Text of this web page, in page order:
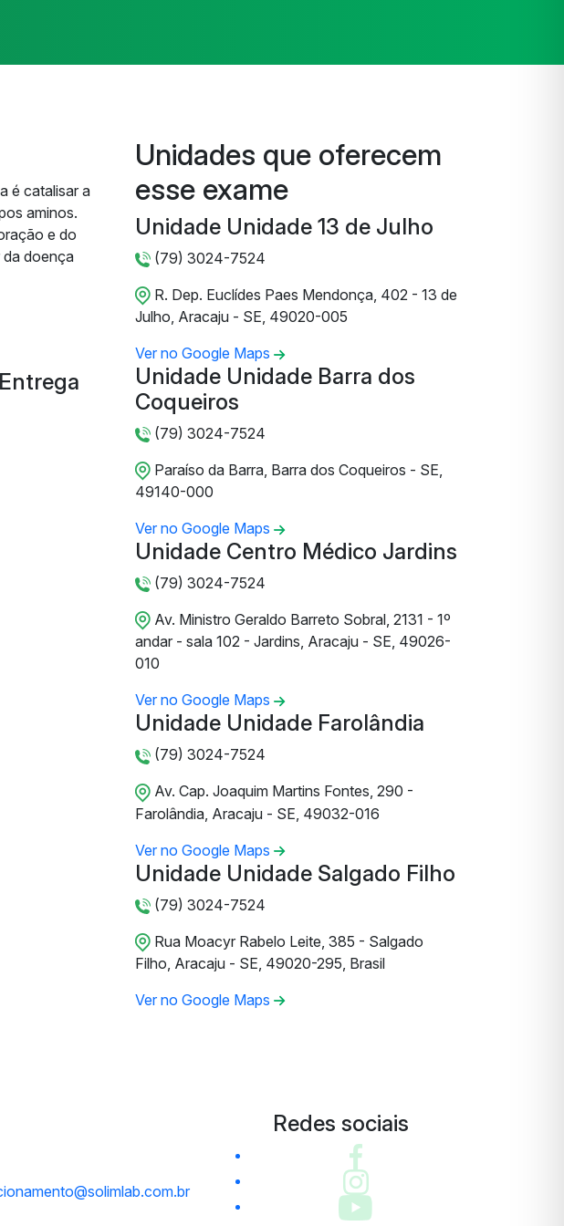
é catalisar a
aminos.
e do
da doença
Unidades que oferecem
esse exame
Unidade Unidade 13 de Julho
(79) 3024-7524
R. Dep. Euclídes Paes Mendonça, 402 - 13 de
Julho, Aracaju - SE, 49020-005
Ver no Google Maps
Unidade Unidade Barra dos
Coqueiros
(79) 3024-7524
Paraíso da Barra, Barra dos Coqueiros - SE,
49140-000
Ver no Google Maps
Unidade Centro Médico Jardins
(79) 3024-7524
Av. Ministro Geraldo Barreto Sobral, 2131 - 1º
andar - sala 102 - Jardins, Aracaju - SE, 49026-
010
Ver no Google Maps
Unidade Unidade Farolândia
(79) 3024-7524
Av. Cap. Joaquim Martins Fontes, 290 -
Farolândia, Aracaju - SE, 49032-016
Ver no Google Maps
Unidade Unidade Salgado Filho
(79) 3024-7524
Rua Moacyr Rabelo Leite, 385 - Salgado
Filho, Aracaju - SE, 49020-295, Brasil
Ver no Google Maps
Redes sociais